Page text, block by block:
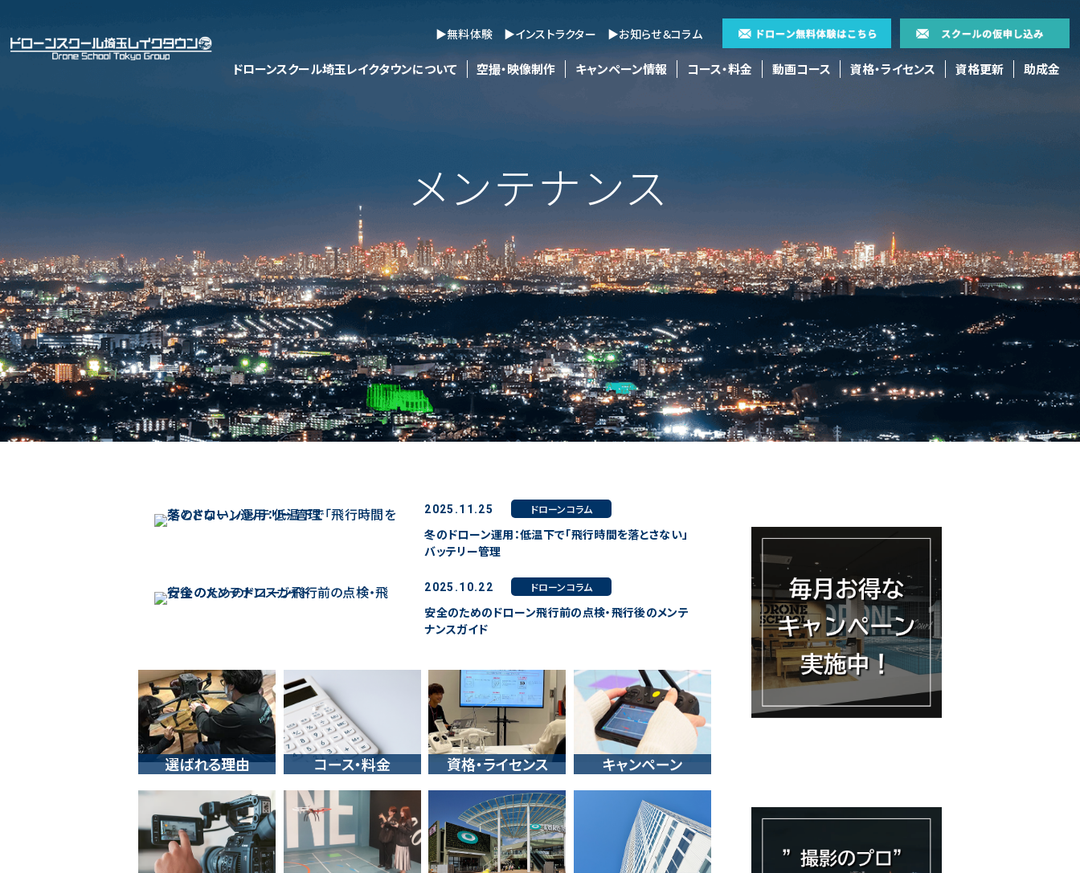
▶無料体験 ▶インストラクター ▶お知らせ＆コラム
ドローンスクール埼玉レイクタウンについて 空撮・映像制作 キャンペーン情報 コース・料金 動画コース 資格・ライセンス 資格更新 助成金
メンテナンス
2025.11.25 ドローンコラム
冬のドローン運用：低温下で「飛行時間を落とさない」
バッテリー管理
2025.10.22 ドローンコラム
安全のためのドローン飛行前の点検・飛行後のメンテ
ナンスガイド
選ばれる理由 コース・料金 資格・ライセンス キャンペーン